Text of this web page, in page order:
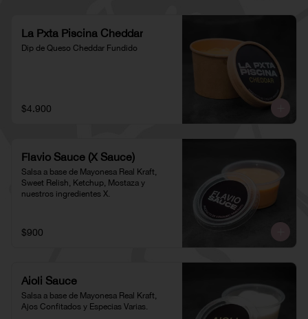
La Pxta Piscina Cheddar
Dip de Queso Cheddar Fundido
$4.900
Flavio Sauce (X Sauce)
Salsa a base de Mayonesa Real Kraft,
Sweet Relish, Ketchup, Mostaza y
nuestros ingredientes X.
$900
Aioli Sauce
Salsa a base de Mayonesa Real Kraft,
Ajos Confitados y Especias Varias.